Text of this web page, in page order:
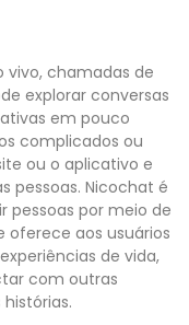
chamadas de
explorar conversas
em pouco
complicados ou
ou o aplicativo e
pessoas. Nicochat é
pessoas por meio de
oferece aos usuários
de vida,
com outras